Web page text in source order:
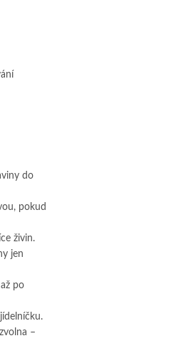
do
pokud
živin.
jen
po
–